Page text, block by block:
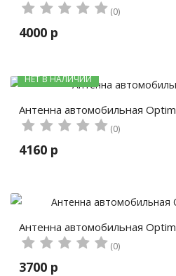
(0)
4000 р
НЕТ В НАЛИЧИИ
Антенна автомобильная
(0)
4160 р
Антенна автомобильная
(0)
3700 р